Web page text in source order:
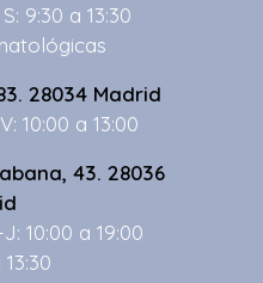
9:30 a 13:30
28034 Madrid
10:00 a 13:00
43. 28036
10:00 a 19:00